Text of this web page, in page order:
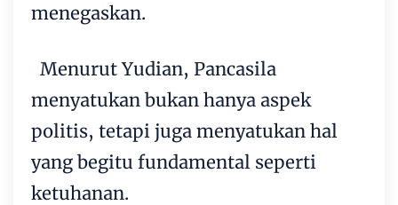
menegaskan.
Menurut Yudian, Pancasila
menyatukan bukan hanya aspek
politis, tetapi juga menyatukan hal
yang begitu fundamental seperti
ketuhanan.